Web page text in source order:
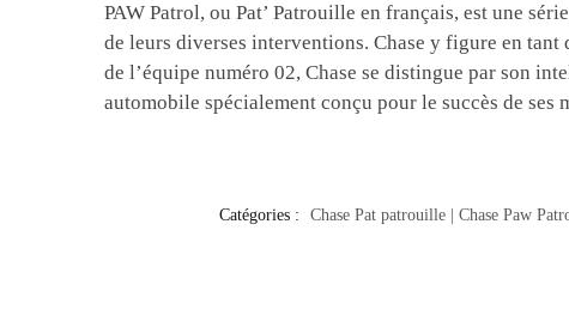
PAW Patrol, ou Pat’ Patrouille en français, est une
de leurs diverses interventions. Chase y figure en
de l’équipe numéro 02, Chase se distingue par son
automobile spécialement conçu pour le succès de
Catégories : Chase Pat patrouille | Chase Paw